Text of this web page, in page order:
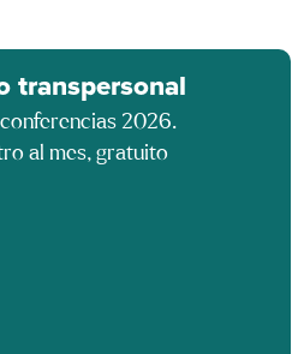
transpersonal
2026.
al mes, gratuito